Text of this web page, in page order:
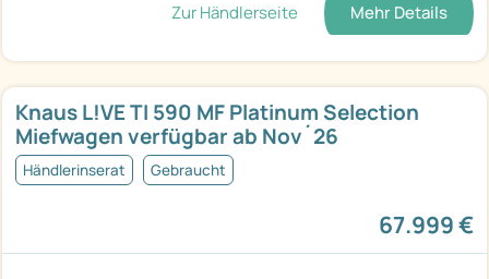
Zur Händlerseite Mehr Details
Knaus L!VE TI 590 MF Platinum Selection
Miefwagen verfügbar ab Nov´26
Händlerinserat Gebraucht
67.999 €